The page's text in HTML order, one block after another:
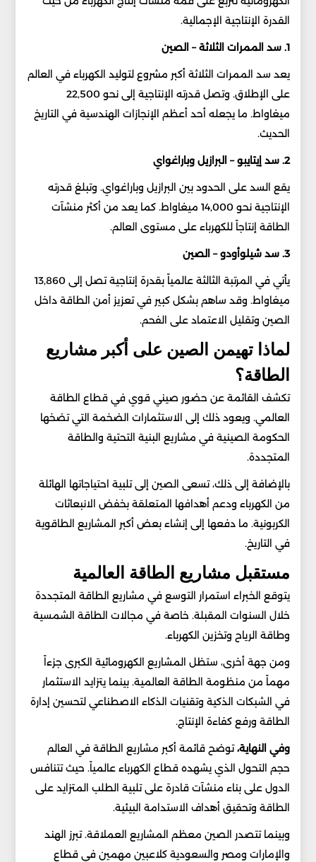
القدرة الإنتاجية الإجمالية.
1. سد الممرات الثلاثة – الصين
يعد سد الممرات الثلاثة أكبر مشروع لتوليد الكهرباء في العالم
على الإطلاق. وتصل قدرته الإنتاجية إلى نحو 22,500
ميغاواط. ما يجعله أحد أعظم الإنجازات الهندسية في التاريخ
الحديث.
2. سد إيتايبو – البرازيل وباراغواي
يقع السد على الحدود بين البرازيل وباراغواي. وتبلغ قدرته
الإنتاجية نحو 14,000 ميغاواط. كما يعد من أكثر منشآت
الطاقة إنتاجاً للكهرباء على مستوى العالم.
3. سد شيلوأودو – الصين
يأتي في المرتبة الثالثة عالمياً بقدرة إنتاجية تصل إلى 13,860
ميغاواط. وقد ساهم بشكل كبير في تعزيز أمن الطاقة داخل
الصين وتقليل الاعتماد على الفحم.
لماذا تهيمن الصين على أكبر مشاريع
الطاقة؟
تكشف القائمة عن حضور صيني قوي في قطاع الطاقة
العالمي. ويعود ذلك إلى الاستثمارات الضخمة التي تضخها
الحكومة الصينية في مشاريع البنية التحتية والطاقة
المتجددة.
بالإضافة إلى ذلك، تسعى الصين إلى تلبية احتياجاتها الهائلة
من الكهرباء ودعم أهدافها المتعلقة بخفض الانبعاثات
الكربونية. ما دفعها إلى إنشاء بعض أكبر المشاريع الطاقوية
في التاريخ.
مستقبل مشاريع الطاقة العالمية
يتوقع الخبراء استمرار التوسع في مشاريع الطاقة المتجددة
خلال السنوات المقبلة. خاصة في مجالات الطاقة الشمسية
وطاقة الرياح وتخزين الكهرباء.
ومن جهة أخرى، ستظل المشاريع الكهرومائية الكبرى جزءاً
مهماً من منظومة الطاقة العالمية. بينما يتزايد الاستثمار
في الشبكات الذكية وتقنيات الذكاء الاصطناعي لتحسين إدارة
الطاقة ورفع كفاءة الإنتاج.
وفي النهاية،توضح قائمة أكبر مشاريع الطاقة في العالم
حجم التحول الذي يشهده قطاع الكهرباء عالمياً. حيث تتنافس
الدول على بناء منشآت قادرة على تلبية الطلب المتزايد على
الطاقة وتحقيق أهداف الاستدامة البيئية.
وبينما تتصدر الصين معظم المشاريع العملاقة. تبرز الهند
والإمارات ومصر والسعودية كلاعبين مهمين في قطاع